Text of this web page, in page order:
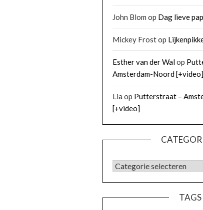
John Blom op Dag lieve
Mickey Frostop
Esther van der Walop
Amsterdam-Noord [+video]
Lia op Putterstraat –
[+video]
TAGS